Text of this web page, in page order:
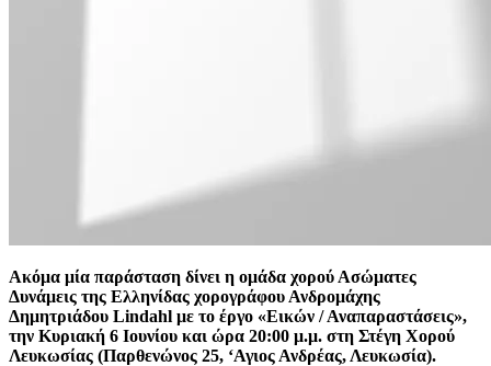
Ακόμα μία παράσταση δίνει η ομάδα χορού Ασώματες
Δυνάμεις της Ελληνίδας χορογράφου Ανδρομάχης
Δημητριάδου Lindahl με το έργο «Εικών / Αναπαραστάσεις»,
την Κυριακή 6 Ιουνίου και ώρα 20:00 μ.μ. στη Στέγη Χορού
Λευκωσίας (Παρθενώνος 25, ‘Αγιος Ανδρέας, Λευκωσία).